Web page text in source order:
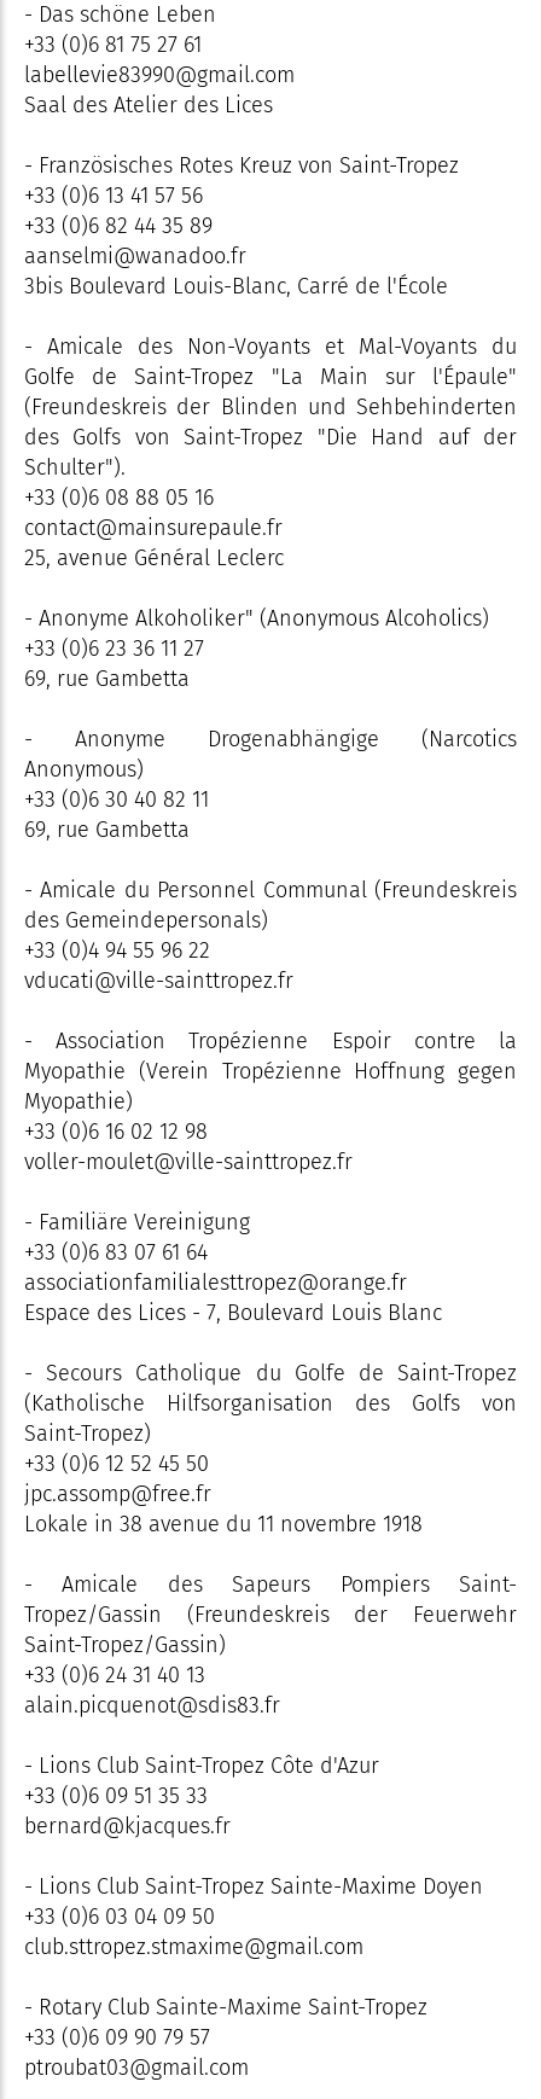
- Das schöne Leben
+33 (0)6 81 75 27 61
labellevie83990@gmail.com
Saal des Atelier des Lices
- Französisches Rotes Kreuz von Saint-Tropez
+33 (0)6 13 41 57 56
+33 (0)6 82 44 35 89
aanselmi@wanadoo.fr
3bis Boulevard Louis-Blanc, Carré de l'École
- Amicale des Non-Voyants et Mal-Voyants du
Golfe de Saint-Tropez "La Main sur l'Épaule"
(Freundeskreis der Blinden und Sehbehinderten
des Golfs von Saint-Tropez "Die Hand auf der
Schulter").
+33 (0)6 08 88 05 16
contact@mainsurepaule.fr
25, avenue Général Leclerc
- Anonyme Alkoholiker" (Anonymous Alcoholics)
+33 (0)6 23 36 11 27
69, rue Gambetta
- Anonyme Drogenabhängige (Narcotics
Anonymous)
+33 (0)6 30 40 82 11
69, rue Gambetta
- Amicale du Personnel Communal (Freundeskreis
des Gemeindepersonals)
+33 (0)4 94 55 96 22
vducati@ville-sainttropez.fr
- Association Tropézienne Espoir contre la
Myopathie (Verein Tropézienne Hoffnung gegen
Myopathie)
+33 (0)6 16 02 12 98
voller-moulet@ville-sainttropez.fr
- Familiäre Vereinigung
+33 (0)6 83 07 61 64
associationfamilialesttropez@orange.fr
Espace des Lices - 7, Boulevard Louis Blanc
- Secours Catholique du Golfe de Saint-Tropez
(Katholische Hilfsorganisation des Golfs von
Saint-Tropez)
+33 (0)6 12 52 45 50
jpc.assomp@free.fr
Lokale in 38 avenue du 11 novembre 1918
- Amicale des Sapeurs Pompiers Saint-
Tropez/Gassin (Freundeskreis der Feuerwehr
Saint-Tropez/Gassin)
+33 (0)6 24 31 40 13
alain.picquenot@sdis83.fr
- Lions Club Saint-Tropez Côte d'Azur
+33 (0)6 09 51 35 33
bernard@kjacques.fr
- Lions Club Saint-Tropez Sainte-Maxime Doyen
+33 (0)6 03 04 09 50
club.sttropez.stmaxime@gmail.com
- Rotary Club Sainte-Maxime Saint-Tropez
+33 (0)6 09 90 79 57
ptroubat03@gmail.com